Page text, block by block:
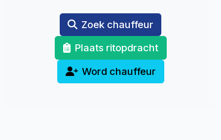
Zoek chauffeur
Plaats ritopdracht
Word chauffeur